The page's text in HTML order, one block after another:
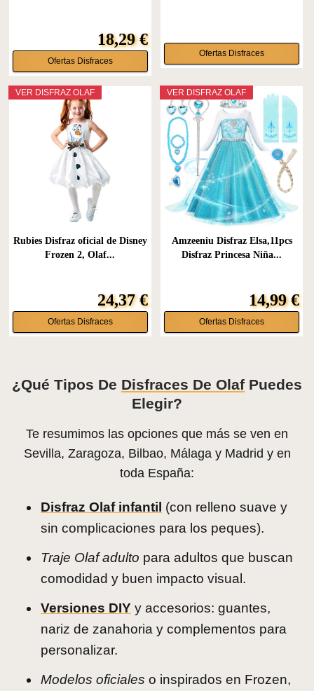
18,29 €
Ofertas Disfraces
Ofertas Disfraces
VER DISFRAZ OLAF
Rubies Disfraz oficial de Disney
Frozen 2, Olaf...
24,37 €
Ofertas Disfraces
VER DISFRAZ OLAF
Amzeeniu Disfraz Elsa,11pcs
Disfraz Princesa Niña...
14,99 €
Ofertas Disfraces
¿Qué Tipos De Disfraces De Olaf Puedes
Elegir?
Te resumimos las opciones que más se ven en
Sevilla, Zaragoza, Bilbao, Málaga y Madrid y en
toda España:
Disfraz Olaf infantil (con relleno suave y
sin complicaciones para los peques).
Traje Olaf adulto para adultos que buscan
comodidad y buen impacto visual.
Versiones DIY y accesorios: guantes,
nariz de zanahoria y complementos para
personalizar.
Modelos oficiales o inspirados en Frozen,